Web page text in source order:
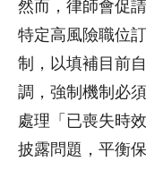
然而，律師會促
特定高風險職位
制，以填補目前
調，強制機制必
處理「已喪失時
披露問題，平衡